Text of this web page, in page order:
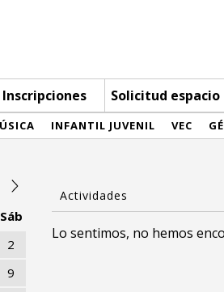
Inscripciones Solicitud espacio
INFANTIL JUVENIL VEC
Sáb
2
9
Lo sentimos, no hemos